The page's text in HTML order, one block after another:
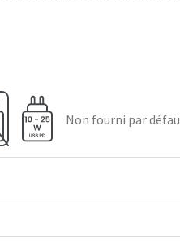
Non fourni par